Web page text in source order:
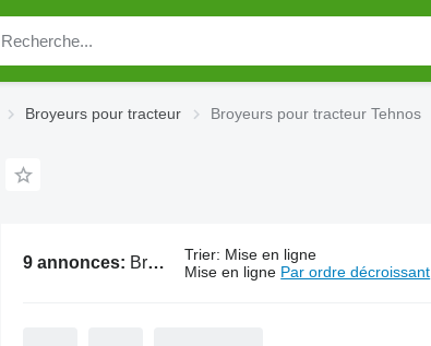
Broyeurs pour tracteur Broyeurs pour tracteur Tehnos
9 annonces: Broyeurs pour tracteur Tehnos Trier: Mise en ligne
Mise en ligne Par ordre décroissant